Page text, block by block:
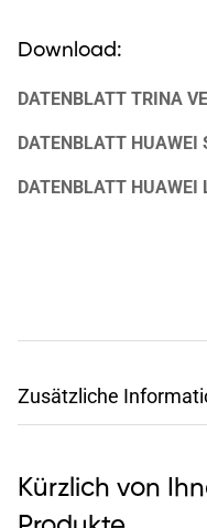
Download:
DATENBLATT TRINA
DATENBLATT
DATENBLATT
Zusätzliche
unserer Ausstellung in
Terminvereinbarung).
Kürzlich von